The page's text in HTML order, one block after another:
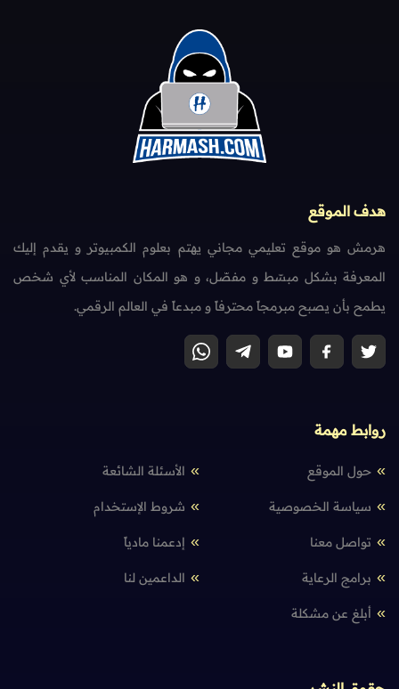
هدف الموقع
هرمش هو موقع تعليمي مجاني يهتم بعلوم الكمبيوتر و يقدم إليك
المعرفة بشكل مبسّط و مفصّل، و هو المكان المناسب لأي شخص
يطمح بأن يصبح مبرمجاً محترفاً و مبدعاً في العالم الرقمي.
روابط مهمة
حول الموقع الأسئلة الشائعة
سياسة الخصوصية شروط الإستخدام
تواصل معنا إدعمنا مادياً
برامج الرعاية الداعمين لنا
أبلغ عن مشكلة